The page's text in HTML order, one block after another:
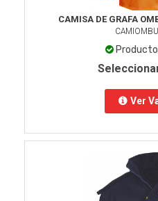
CAMISA DE GRAFA
Ver